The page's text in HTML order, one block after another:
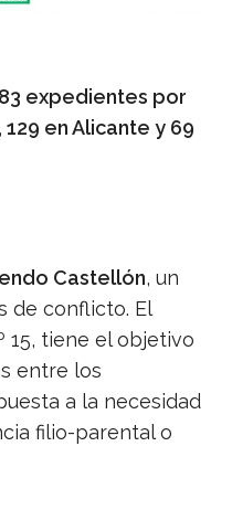
expedientes por
en Alicante y 69
Castellón, un
de conflicto. El
15, tiene el objetivo
entre los
a la necesidad
filio-parental o